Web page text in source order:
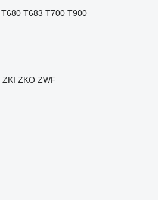
T680 T683 T700 T900
ZKI ZKO ZWF